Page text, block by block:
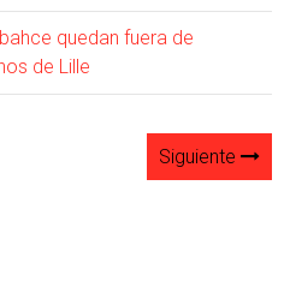
quedan fuera de
de Lille
Siguiente